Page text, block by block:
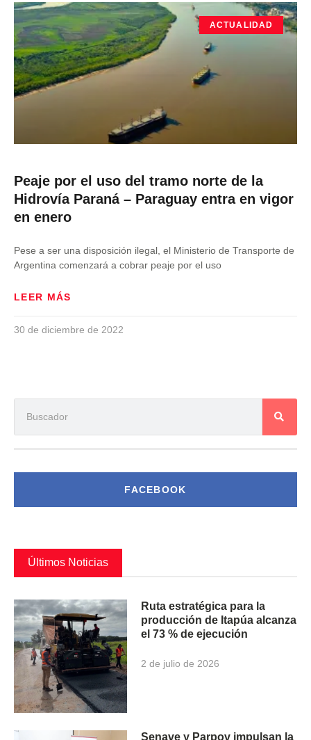
ACTUALIDAD
Peaje por el uso del tramo norte de la
Hidrovía Paraná – Paraguay entra en vigor
en enero
Pese a ser una disposición ilegal, el Ministerio de Transporte de
Argentina comenzará a cobrar peaje por el uso
LEER MÁS
30 de diciembre de 2022
FACEBOOK
Últimos Noticias
Ruta estratégica para la
producción de Itapúa alcanza
el 73 % de ejecución
2 de julio de 2026
Senave y Parpov impulsan la